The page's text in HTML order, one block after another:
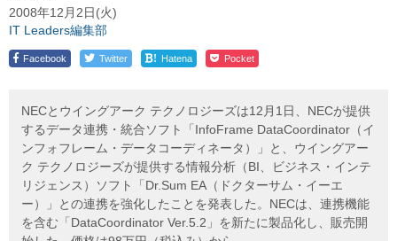
2008年12月2日(火)
IT Leaders編集部
Facebook Twitter ! Hatena Pocket
NECとウイングアーク テクノロジーズは12月1日、NECが提供
するデータ連携・統合ソフト「InfoFrame DataCoordinator（イ
ンフォフレーム・データコーディネータ）」と、ウイングアー
ク テクノロジーズが提供する情報分析（BI、ビジネス・インテ
リジェンス）ソフト「Dr.Sum EA（ドクターサム・イーエ
ー）」との連携を強化したことを発表した。NECは、連携機能
を含む「DataCoordinator Ver.5.2」を新たに製品化し、販売開